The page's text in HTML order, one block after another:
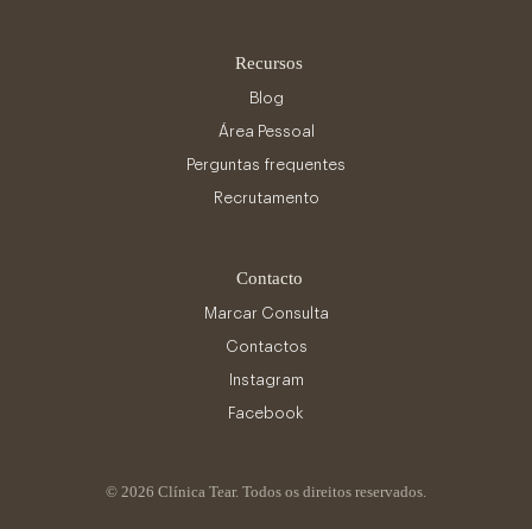
Recursos
Blog
Área Pessoal
Perguntas frequentes
Recrutamento
Contacto
Marcar Consulta
Contactos
Instagram
Facebook
© 2026 Clínica Tear. Todos os direitos reservados.